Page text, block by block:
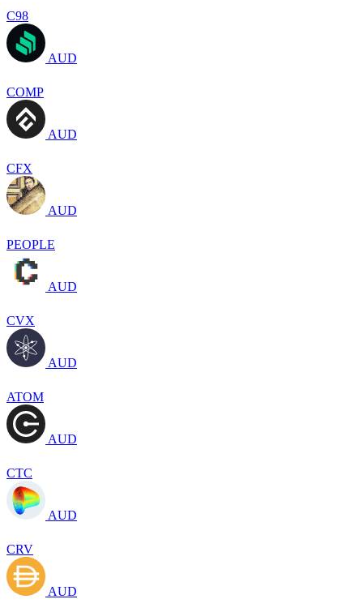
C98
AUD
COMP
AUD
CFX
AUD
PEOPLE
AUD
CVX
AUD
ATOM
AUD
CTC
AUD
CRV
AUD